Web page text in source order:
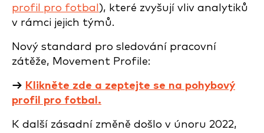
profil pro fotbal ), které zvyšují vliv analytiků
v rámci jejich týmů.
Nový standard pro sledování pracovní
zátěže, Movement Profile:
→ Klikněte zde a zeptejte se na pohybový
profil pro fotbal.
K další zásadní změně došlo v únoru 2022,